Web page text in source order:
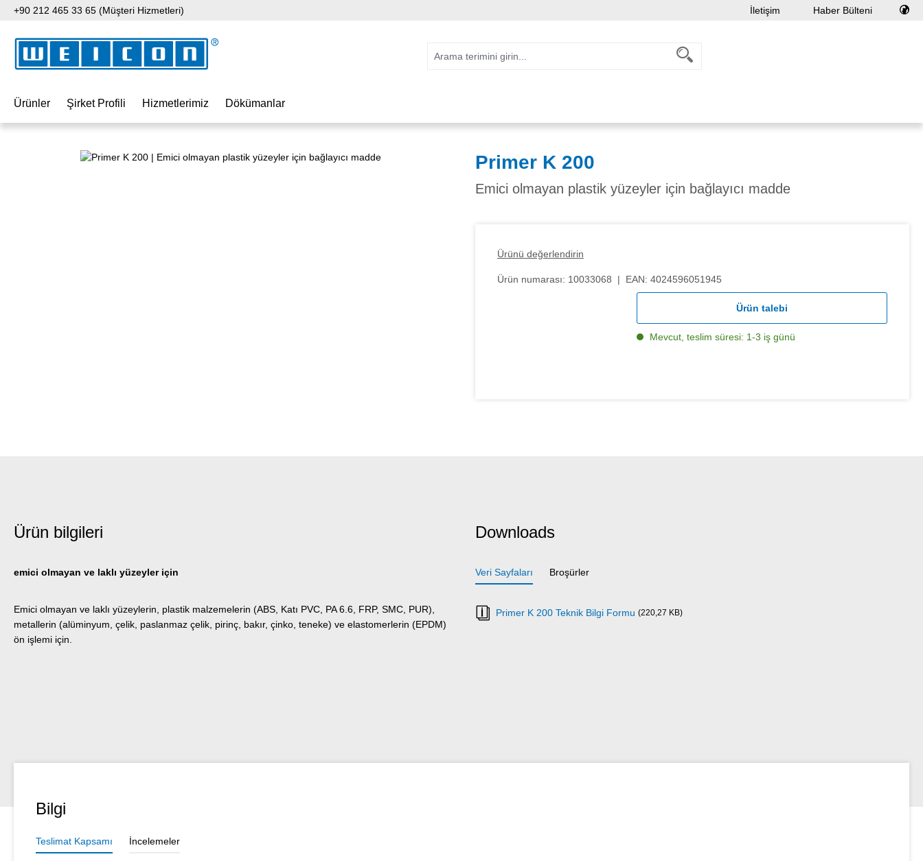
içeriğe geç
Aramaya atla
Ana navigasyona geç
+90 212 465 33 65 (Müşteri Hizmetleri) İletişim Haber Bülteni
Ürünler Şirket Profili Hizmetlerimiz Dökümanlar
Resim galerisini atla Primer K 200
Emici olmayan plastik yüzeyler için bağlayıcı madde
Ürünü değerlendirin
Ürün numarası: 10033068 | EAN: 4024596051945
Ürün talebi
Mevcut, teslim süresi: 1-3 iş günü
Ürün bilgileri
emici olmayan ve laklı yüzeyler için
Emici olmayan ve laklı yüzeylerin, plastik malzemelerin (ABS, Katı PVC, PA 6.6, FRP, SMC, PUR),
metallerin (alüminyum, çelik, paslanmaz çelik, pirinç, bakır, çinko, teneke) ve elastomerlerin (EPDM)
ön işlemi için.
Downloads
Veri Sayfaları Broşürler
Primer K 200 Teknik Bilgi Formu (220,27 KB)
Bilgi
Teslimat Kapsamı İncelemeler